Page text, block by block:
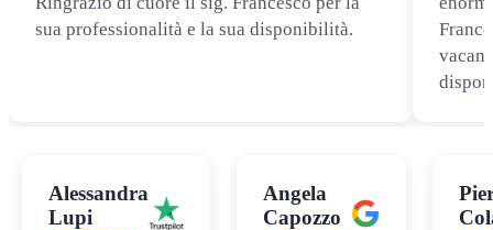
sua professionalità e la sua disponibilità.
Alessandra
Lupi
Angela
Capozzo